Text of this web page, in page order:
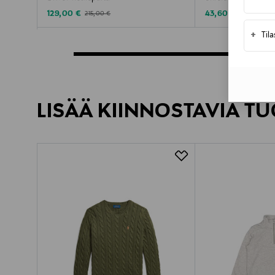
+
Discounted Price
129,00 € Original Price
215,00 €
Discounted Price
43,60 € Original
109,00 €
LISÄÄ KIINNOSTAVIA